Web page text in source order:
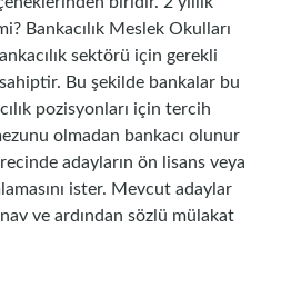
Bankacılık Meslek Okulları
sektörü için gerekli
Bu şekilde bankalar bu
pozisyonları için tercih
olmadan bankacı olunur
adayların ön lisans veya
ister. Mevcut adaylar
ve ardından sözlü mülakat